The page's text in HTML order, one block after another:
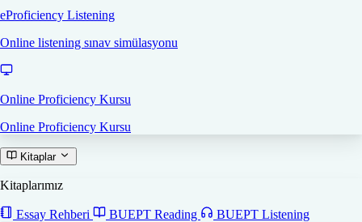
eProficiency Listening
Online listening sınav simülasyonu
Online Proficiency Kursu
Online Proficiency Kursu
Kitaplar
Kitaplarımız
Essay Rehberi BUEPT Reading BUEPT Listening